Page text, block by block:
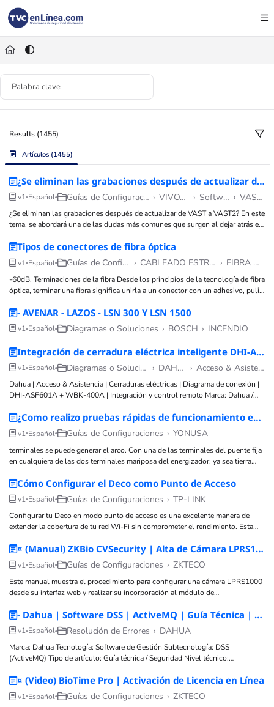
Documentation Index
Fetch the complete documentation index at:
Use this file to discover all available pages before exploring further.
Results (1455)
Artículos (1455)
¿Se eliminan las grabaciones después de actualizar de VAST a VAST2?
v1 Español Guías de Configuraciones › VIVOTEK › Software › VAST 1
¿Se eliminan las grabaciones después de actualizar de VAST a VAST2? En este
tema, se abordará una de las dudas más comunes que surgen al dejar atrás el
Tipos de conectores de fibra óptica
v1 Español Guías de Configuraciones › CABLEADO ESTRUCTURADO › FIBRA ÓPTICA
-60dB. Terminaciones de la fibra Desde los principios de la tecnología de fibra
óptica, terminar una fibra significa unirla a un conector con un adhesivo, pulir
- AVENAR - LAZOS - LSN 300 Y LSN 1500
v1 Español Diagramas o Soluciones › BOSCH › INCENDIO
Integración de cerradura eléctrica inteligente DHI-ASF601A Dahua, con relevador WBK-400-1-12 YLI
v1 Español Diagramas o Soluciones › DAHUA › Acceso & Asistencia
Dahua | Acceso & Asistencia | Cerraduras eléctricas | Diagrama de conexión |
DHI-ASF601A + WBK-400A | Integración y control remoto Marca: Dahua /
inteligentes Tipo de artículo: Diagrama / Solución Nivel técnico: Medio
Tiempo estimado: 20 - 30 min Autor
¿Como realizo pruebas rápidas de funcionamiento en mi energizador yonusa?
v1 Español Guías de Configuraciones › YONUSA
terminales se puede generar el arco. Con una de las terminales del puente fija
en cualquiera de las dos terminales mariposa del energizador, ya sea tierra
Cómo Configurar el Deco como Punto de Acceso
v1 Español Guías de Configuraciones › TP-LINK
Configurar tu Deco en modo punto de acceso es una excelente manera de
extender la cobertura de tu red Wi-Fi sin comprometer el rendimiento. Esta
mantener, ya que
¤ (Manual) ZKBio CVSecurity | Alta de Cámara LPRS1000 en el Módulo de Estacionamiento
v1 Español Guías de Configuraciones › ZKTECO
Este manual muestra el procedimiento para configurar una cámara LPRS1000
desde su interfaz web y realizar su incorporación al módulo de
de red, ajustes de reconocimiento de placas, configuración del área de
- Dahua | Software DSS | ActiveMQ | Guía Técnica | Servidor DSS | Cambio de puerto por seguridad
v1 Español Resolución de Errores › DAHUA
Marca: Dahua Tecnología: Software de Gestión Subtecnología: DSS
(ActiveMQ) Tipo de artículo: Guía técnica / Seguridad Nivel técnico:
DSS Server, ActiveMQ, configuración de red Tags: DSS, Dahua, puerto,
ActiveMQ, seguridad, hardening Posibles
¤ (Video) BioTime Pro | Activación de Licencia en Línea
v1 Español Guías de Configuraciones › ZKTECO